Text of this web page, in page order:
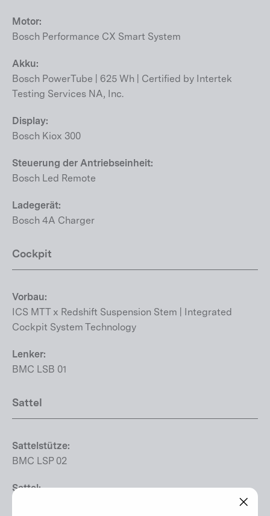
Motor:
Bosch Performance CX Smart System
Akku:
Bosch PowerTube | 625 Wh | Certified by Intertek
Testing Services NA, Inc.
Display:
Bosch Kiox 300
Steuerung der Antriebseinheit:
Bosch Led Remote
Ladegerät:
Bosch 4A Charger
Cockpit
Vorbau:
ICS MTT x Redshift Suspension Stem | Integrated
Cockpit System Technology
Lenker:
BMC LSB 01
Sattel
Sattelstütze:
BMC LSP 02
Sattel: